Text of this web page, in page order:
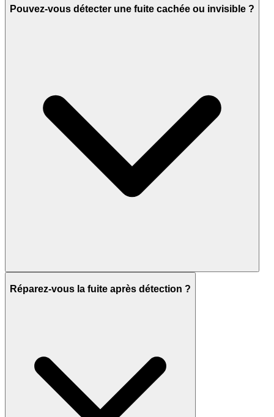
Pouvez-vous détecter une fuite cachée ou invisible ?
Réparez-vous la fuite après détection ?